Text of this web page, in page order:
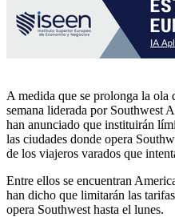
A medida que se prolonga la ola
semana liderada por Southwest
han anunciado que instituirán
las ciudades donde opera
de los viajeros varados que
Entre ellos se encuentran
han dicho que limitarán las
opera Southwest hasta el lunes.